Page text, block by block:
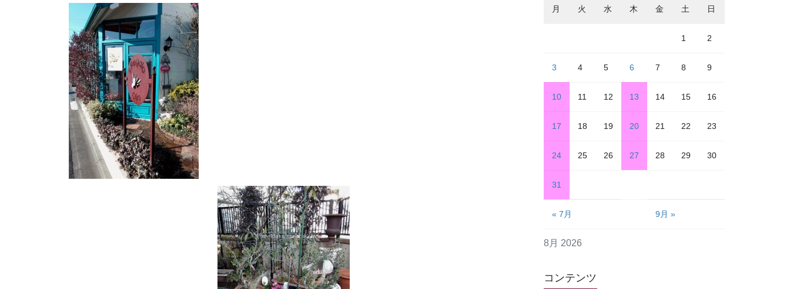
8月 2026
月 火 水 木 金 土 日
1 2
3 4 5 6 7 8 9
10 11 12 13 14 15 16
17 18 19 20 21 22 23
24 25 26 27 28 29 30
31
« 7月 9月 »
コンテンツ